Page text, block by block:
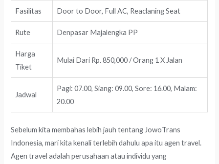
Fasilitas Door to Door, Full AC, Reaclaning Seat
Rute Denpasar Majalengka PP
Harga
Tiket
Mulai Dari Rp. 850,000 / Orang 1 X Jalan
Jadwal
Pagi: 07.00, Siang: 09.00, Sore: 16.00, Malam:
20.00
Sebelum kita membahas lebih jauh tentang JowoTrans
Indonesia, mari kita kenali terlebih dahulu apa itu agen travel.
Agen travel adalah perusahaan atau individu yang